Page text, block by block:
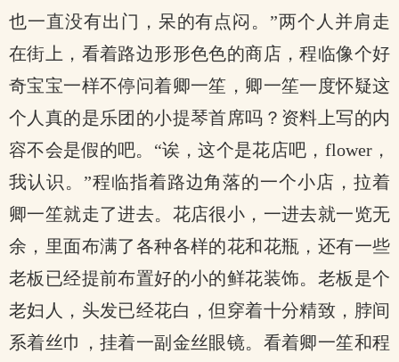
也一直没有出门，呆的有点闷。”两个人并肩走
在街上，看着路边形形色色的商店，程临像个好
奇宝宝一样不停问着卿一笙，卿一笙一度怀疑这
个人真的是乐团的小提琴首席吗？资料上写的内
容不会是假的吧。“诶，这个是花店吧，flower，
我认识。”程临指着路边角落的一个小店，拉着
卿一笙就走了进去。花店很小，一进去就一览无
余，里面布满了各种各样的花和花瓶，还有一些
老板已经提前布置好的小的鲜花装饰。老板是个
老妇人，头发已经花白，但穿着十分精致，脖间
系着丝巾，挂着一副金丝眼镜。看着卿一笙和程